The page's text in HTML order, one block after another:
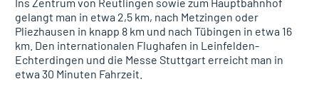
Ins Zentrum von Reutlingen sowie zum Hauptbahnhof
gelangt man in etwa 2,5 km, nach Metzingen oder
Pliezhausen in knapp 8 km und nach Tübingen in etwa 16
km. Den internationalen Flughafen in Leinfelden-
Echterdingen und die Messe Stuttgart erreicht man in
etwa 30 Minuten Fahrzeit.